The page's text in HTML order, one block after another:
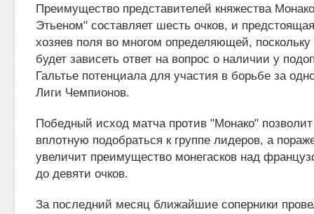
Преимущество представителей княжества
Этьеном" составляет шесть очков, и
хозяев поля во многом определяющей, поскольку
будет зависеть ответ на вопрос о наличии у
Гальтье потенциала для участия в борьбе за
Лиги Чемпионов.
Победный исход матча против "Монако"
вплотную подобраться к группе лидеров, а
увеличит преимущество монегасков над
до девяти очков.
За последний месяц ближайшие соперники